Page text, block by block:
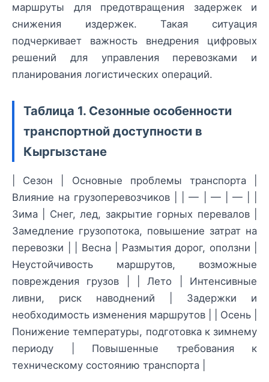
маршруты для предотвращения задержек и
снижения издержек. Такая ситуация
подчеркивает важность внедрения цифровых
решений для управления перевозками и
планирования логистических операций.
Таблица 1. Сезонные особенности
транспортной доступности в
Кыргызстане
| Сезон | Основные проблемы транспорта |
Влияние на грузоперевозчиков | | — | — | — | |
Зима | Снег, лед, закрытие горных перевалов |
Замедление грузопотока, повышение затрат на
перевозки | | Весна | Размытия дорог, оползни |
Неустойчивость маршрутов, возможные
повреждения грузов | | Лето | Интенсивные
ливни, риск наводнений | Задержки и
необходимость изменения маршрутов | | Осень |
Понижение температуры, подготовка к зимнему
периоду | Повышенные требования к
техническому состоянию транспорта |